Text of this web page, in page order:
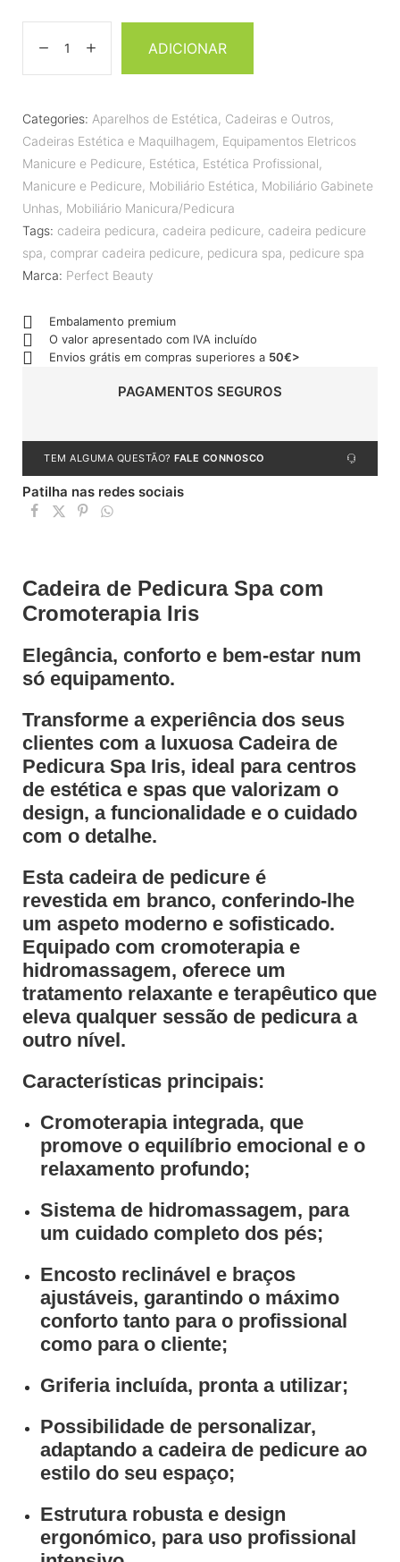
ADICIONAR
Categories: Aparelhos de Estética, Cadeiras e Outros,
Cadeiras Estética e Maquilhagem, Equipamentos Eletricos
Manicure e Pedicure, Estética, Estética Profissional,
Manicure e Pedicure, Mobiliário Estética, Mobiliário Gabinete
Unhas, Mobiliário Manicura/Pedicura
Tags: cadeira pedicura, cadeira pedicure, cadeira pedicure
spa, comprar cadeira pedicure, pedicura spa, pedicure spa
Marca: Perfect Beauty
Embalamento premium
O valor apresentado com IVA incluído
Envios grátis em compras superiores a 50€>
PAGAMENTOS SEGUROS
TEM ALGUMA QUESTÃO? FALE CONNOSCO
Patilha nas redes sociais
Cadeira de Pedicura Spa com
Cromoterapia Iris
Elegância, conforto e bem-estar num
só equipamento.
Transforme a experiência dos seus
clientes com a luxuosa Cadeira de
Pedicura Spa Iris, ideal para centros
de estética e spas que valorizam o
design, a funcionalidade e o cuidado
com o detalhe.
Esta cadeira de pedicure é
revestida em branco, conferindo-lhe
um aspeto moderno e sofisticado.
Equipado com cromoterapiae
hidromassagem, oferece um
tratamento relaxante e terapêutico que
eleva qualquer sessão de pedicura a
outro nível.
Características principais:
Cromoterapia integrada, que
promove o equilíbrio emocional e o
relaxamento profundo;
Sistema de hidromassagem, para
um cuidado completo dos pés;
Encosto reclinável e braços
ajustáveis, garantindo o máximo
conforto tanto para o profissional
como para o cliente;
Griferia incluída, pronta a utilizar;
Possibilidade de personalizar,
adaptando a cadeira de pedicure ao
estilo do seu espaço;
Estrutura robusta e design
ergonómico, para uso profissional